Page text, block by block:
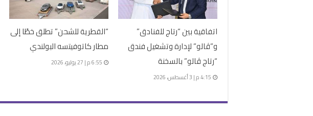
اتفاقية بين “رتاج للفنادق”
و”ڤالو” لإدارة وتشغيل فندق
“رتاج ڤالو” بالسخنة
4:15 م | 3 أغسطس، 2026
“القطرية للشحن” تطلق خطًا إلى
مطار كاتوفيتسه البولندي
6:55 م | 27 يوليو، 2026